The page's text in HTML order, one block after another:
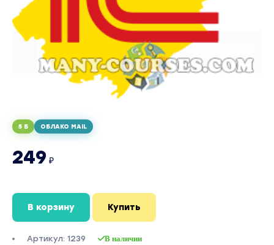
5 Б ОБЛАКО MAIL
249 ₽
В корзину Купить
Артикул: 1239 В наличии